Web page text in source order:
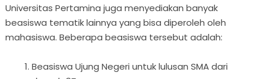
Universitas Pertamina juga menyediakan banyak
beasiswa tematik lainnya yang bisa diperoleh oleh
mahasiswa. Beberapa beasiswa tersebut adalah:
Beasiswa Ujung Negeri untuk lulusan SMA dari